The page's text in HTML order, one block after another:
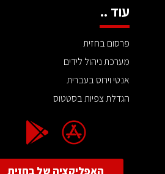
עוד ..
פרסום בחזית
מערכת ניהול לידים
אנטי וירוס בעברית
הגדלת צפיות בסטטוס
האפליקציה של בחזית